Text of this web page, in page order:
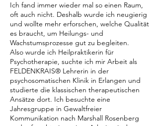
Ich fand immer wieder mal so einen Raum,
oft auch nicht. Deshalb wurde ich neugierig
und wollte mehr erforschen, welche Qualität
es braucht, um Heilungs- und
Wachstumsprozesse gut zu begleiten.
Also wurde ich Heilpraktikerin für
Psychotherapie, suchte ich mir Arbeit als
FELDENKRAIS® Lehrerin in der
psychosomatischen Klinik in Erlangen und
studierte die klassischen therapeutischen
Ansätze dort. Ich besuchte eine
Jahresgruppe in Gewaltfreier
Kommunikation nach Marshall Rosenberg